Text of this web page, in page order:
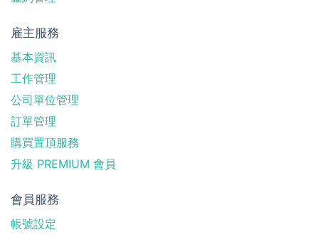
雇主服務
基本資訊
工作管理
公司單位管理
訂單管理
購買置頂服務
升級 PREMIUM 會員
會員服務
帳號設定